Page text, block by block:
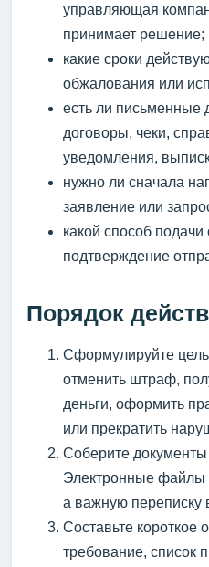
управляющая
принимает решение;
какие сроки
обжалования или
есть ли письменные
договоры, чеки,
уведомления,
нужно ли сначала
заявление или
какой способ подачи
подтверждение
Порядок
Сформулируйте
отменить штраф,
деньги, оформить
или прекратить
Соберите документы
Электронные файлы
а важную переписку
Составьте
требование, список